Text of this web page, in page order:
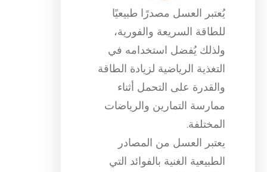
يُعتبر العسل مصدرًا طبيعيًا
للطاقة السريعة والفورية،
ولذلك يُفضل استخدامه في
التغذية الرياضية لزيادة الطاقة
والقدرة على التحمل أثناء
ممارسة التمارين والرياضات
المختلفة.
يعتبر العسل من المصادر
الطبيعية الغنية بالفوائد التي